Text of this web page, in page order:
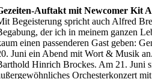
Auftakt mit Newcomer Kit
Begeisterung spricht auch Alfred
der ich in meinem ganzen
einen passenderen Gast geben:
Juni ein Abend mit Wort & Musik
Hinrich Brockes. Am 21. Juni
Orchesterkonzert